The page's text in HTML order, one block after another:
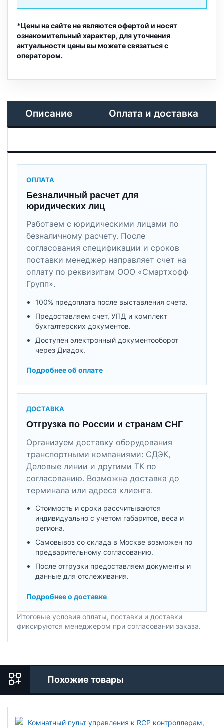
*Цены на сайте не являются офертой и носят
ознакомительный характер, для уточнения
актуальности цены вы можете связаться с
оператором.
Описание Оплата и доставка
ОПЛАТА
Безналичный расчет для
юридических лиц
Работаем с юридическими лицами по
безналичному расчету. После
согласования спецификации и сроков
поставки менеджер направляет счет на
оплату по реквизитам ООО «Смартхофф
Групп».
100% предоплата после выставления счета.
Предоставляем счет, УПД и комплект
бухгалтерских документов.
Доступен электронный документооборот
через Диадок.
Подробнее об оплате
ДОСТАВКА
Отгрузка по России и странам СНГ
Организуем доставку оборудования
транспортными компаниями: СДЭК,
Деловые линии и другими ТК по
согласованию. Возможна доставка до
терминала или адреса клиента.
Стоимость и сроки рассчитываются
индивидуально с учетом габаритов, веса и
региона.
Самовывоз со склада в Москве возможен по
предварительному согласованию.
После отгрузки предоставляем документы и
данные для отслеживания.
Подробнее о доставке
Итоговые условия оплаты, поставки и доставки
фиксируются менеджером при согласовании заказа.
Похожие товары